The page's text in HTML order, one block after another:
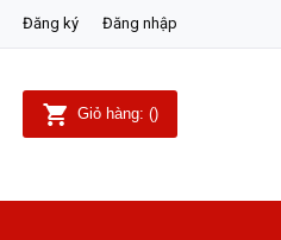
Đăng ký Đăng nhập
Giỏ hàng: ()